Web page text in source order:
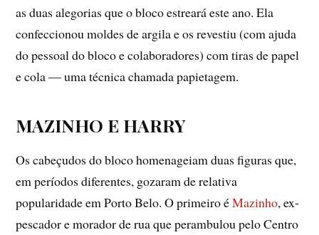
as duas alegorias que o bloco estreará este ano. Ela
confeccionou moldes de argila e os revestiu (com ajuda
do pessoal do bloco e colaboradores) com tiras de papel
e cola — uma técnica chamada papietagem.
MAZINHO E HARRY
Os cabeçudos do bloco homenageiam duas figuras que,
em períodos diferentes, gozaram de relativa
popularidade em Porto Belo. O primeiro éMazinho, ex-
pescador e morador de rua que perambulou pelo Centro